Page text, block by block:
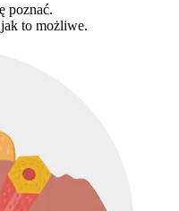
poznać.
to możliwe.